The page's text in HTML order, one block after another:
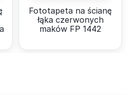
Fototapeta na ścianę
łąka czerwonych
maków FP 1442